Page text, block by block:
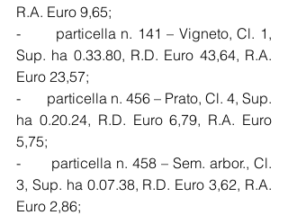
R.A. Euro 9,65;
-       particella n. 141 – Vigneto, Cl. 1,
Sup. ha 0.33.80, R.D. Euro 43,64, R.A.
Euro 23,57;
-       particella n. 456 – Prato, Cl. 4, Sup.
ha 0.20.24, R.D. Euro 6,79, R.A. Euro
5,75;
-       particella n. 458 – Sem. arbor., Cl.
3, Sup. ha 0.07.38, R.D. Euro 3,62, R.A.
Euro 2,86;